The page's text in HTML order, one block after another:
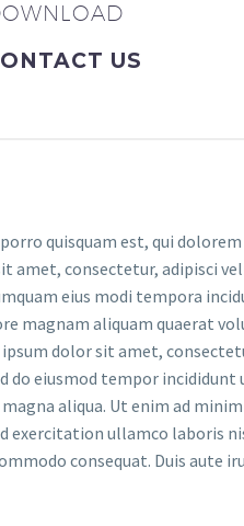
US
quisquam est, qui
amet, consectetur, adipisci
eius modi tempora
magnam aliquam quaerat
dolor sit amet,
do eiusmod tempor incididunt
aliqua. Ut enim ad
exercitation ullamco laboris
consequat. Duis aute